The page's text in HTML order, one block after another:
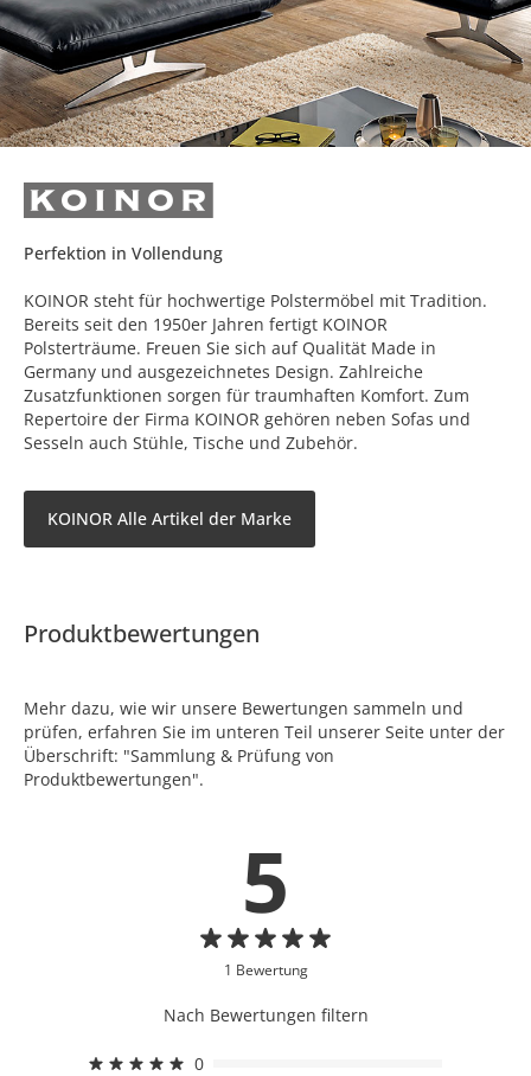
Perfektion in Vollendung
KOINOR steht für hochwertige Polstermöbel mit Tradition.
Bereits seit den 1950er Jahren fertigt KOINOR
Polsterträume. Freuen Sie sich auf Qualität Made in
Germany und ausgezeichnetes Design. Zahlreiche
Zusatzfunktionen sorgen für traumhaften Komfort. Zum
Repertoire der Firma KOINOR gehören neben Sofas und
Sesseln auch Stühle, Tische und Zubehör.
KOINOR Alle Artikel der Marke
Produktbewertungen
Mehr dazu, wie wir unsere Bewertungen sammeln und
prüfen, erfahren Sie im unteren Teil unserer Seite unter der
Überschrift: "Sammlung & Prüfung von
Produktbewertungen".
5
1 Bewertung
Nach Bewertungen filtern
0